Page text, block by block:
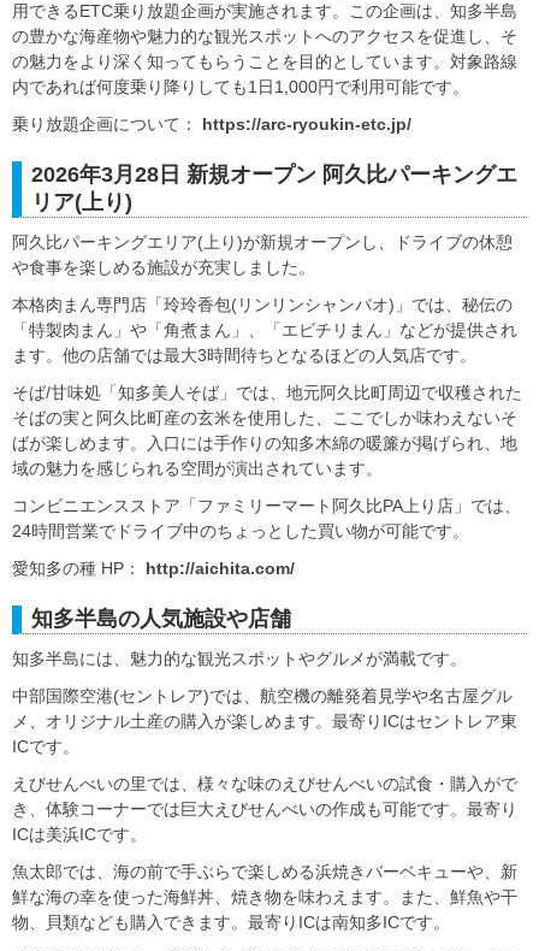
用できるETC乗り放題企画が実施されます。この企画は、知多半島
の豊かな海産物や魅力的な観光スポットへのアクセスを促進し、そ
の魅力をより深く知ってもらうことを目的としています。対象路線
内であれば何度乗り降りしても1日1,000円で利用可能です。
乗り放題企画について： https://arc-ryoukin-etc.jp/
2026年3月28日 新規オープン 阿久比パーキングエ
リア(上り)
阿久比パーキングエリア(上り)が新規オープンし、ドライブの休憩
や食事を楽しめる施設が充実しました。
本格肉まん専門店「玲玲香包(リンリンシャンバオ)」では、秘伝の
「特製肉まん」や「角煮まん」、「エビチリまん」などが提供され
ます。他の店舗では最大3時間待ちとなるほどの人気店です。
そば/甘味処「知多美人そば」では、地元阿久比町周辺で収穫された
そばの実と阿久比町産の玄米を使用した、ここでしか味わえないそ
ばが楽しめます。入口には手作りの知多木綿の暖簾が掲げられ、地
域の魅力を感じられる空間が演出されています。
コンビニエンスストア「ファミリーマート阿久比PA上り店」では、
24時間営業でドライブ中のちょっとした買い物が可能です。
愛知多の種 HP： http://aichita.com/
知多半島の人気施設や店舗
知多半島には、魅力的な観光スポットやグルメが満載です。
中部国際空港(セントレア)では、航空機の離発着見学や名古屋グル
メ、オリジナル土産の購入が楽しめます。最寄りICはセントレア東
ICです。
えびせんべいの里では、様々な味のえびせんべいの試食・購入がで
き、体験コーナーでは巨大えびせんべいの作成も可能です。最寄り
ICは美浜ICです。
魚太郎では、海の前で手ぶらで楽しめる浜焼きバーベキューや、新
鮮な海の幸を使った海鮮丼、焼き物を味わえます。また、鮮魚や干
物、貝類なども購入できます。最寄りICは南知多ICです。